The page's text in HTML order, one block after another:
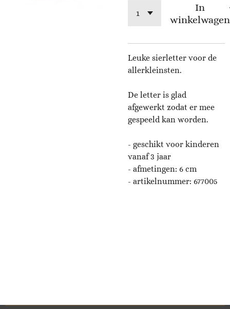
In
winkelwagen
Leuke sierletter voor de
allerkleinsten.
De letter is glad
afgewerkt zodat er mee
gespeeld kan worden.
- geschikt voor kinderen
vanaf 3 jaar
- afmetingen: 6 cm
- artikelnummer: 677005